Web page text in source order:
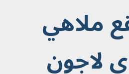
ملاهي
لاجون